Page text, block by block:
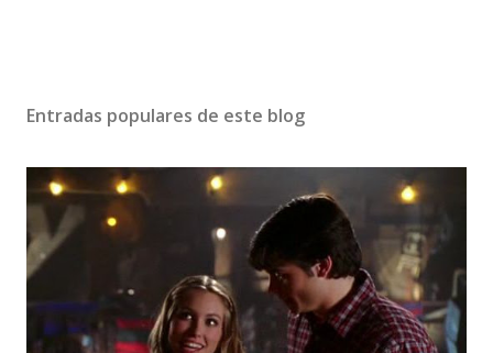
Entradas populares de este blog